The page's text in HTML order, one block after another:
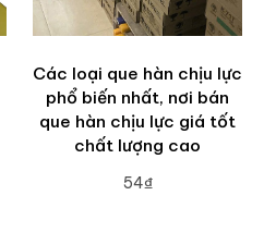
Các loại que hàn chịu lực
phổ biến nhất, nơi bán
que hàn chịu lực giá tốt
chất lượng cao
54₫